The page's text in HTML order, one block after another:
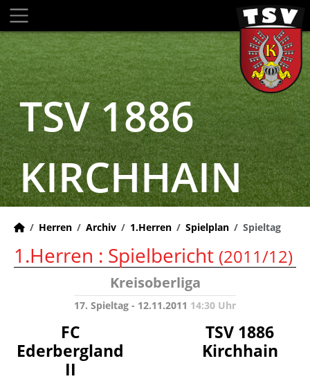
TSV 1886
KIRCHHAIN
Herren Archiv 1.Herren Spielplan Spieltag
1.Herren : Spielbericht (2011/12)
Kreisoberliga
17. Spieltag - 12.11.2011 14:30 Uhr
FC
Ederbergland
II
TSV 1886
Kirchhain